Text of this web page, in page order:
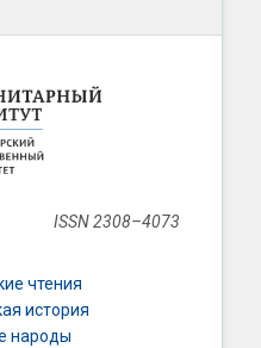
ISSN 2308–4073
чтения
история
народы